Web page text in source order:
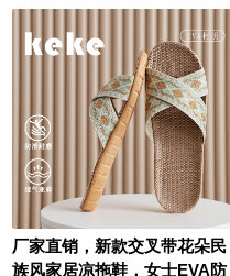
厂家直销，新款交叉带花朵民
族风家居凉拖鞋，女士EVA防